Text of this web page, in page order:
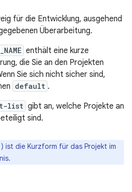
für die Entwicklung, ausgehend
Überarbeitung.
enthält eine kurze
die Sie an den Projekten
Sie sich nicht sicher sind,
default .
list gibt an, welche Projekte an
sind.
) ist die Kurzform für das Projekt im